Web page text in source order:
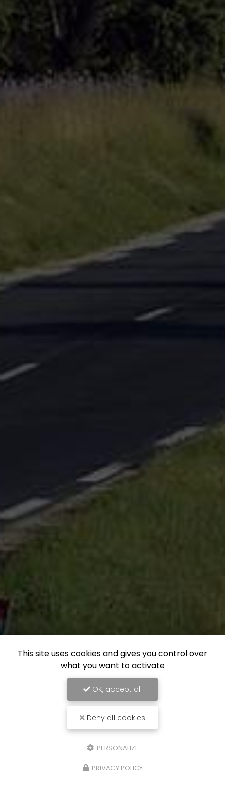
This site uses cookies and gives you control over
what you want to activate
OK, accept all
Deny all cookies
PERSONALIZE
PRIVACY POLICY